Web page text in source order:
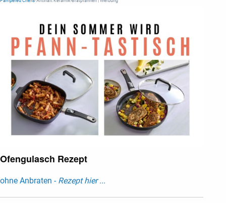
Ofengulasch Rezept
ohne Anbraten - Rezept hier ...